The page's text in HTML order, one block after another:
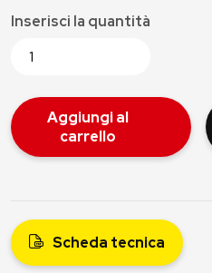
Inserisci la quantità
Aggiungi al
carrello
Scheda tecnica